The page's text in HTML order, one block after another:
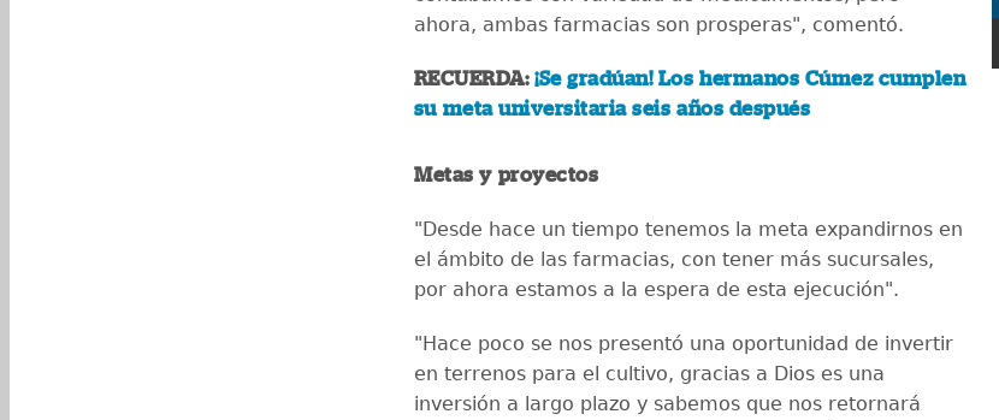
ahora, ambas farmacias son prosperas", comentó.
RECUERDA:¡Se gradúan! Los hermanos Cúmez cumplen
su meta universitaria seis años después
Metas y proyectos
"Desde hace un tiempo tenemos la meta expandirnos en
el ámbito de las farmacias, con tener más sucursales,
por ahora estamos a la espera de esta ejecución".
"Hace poco se nos presentó una oportunidad de invertir
en terrenos para el cultivo, gracias a Dios es una
inversión a largo plazo y sabemos que nos retornará